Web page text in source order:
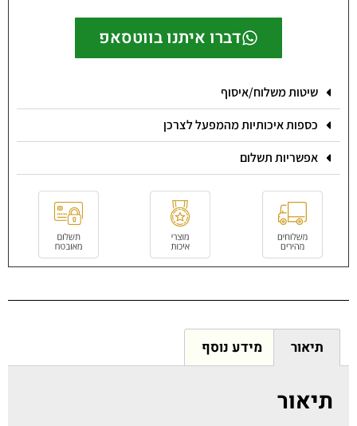
דברו איתנו בווטסאפ
שיטות משלוח/איסוף
כספות איכותיות מהמפעל לצרכן
אפשריות תשלום
תיאור מידע נוסף
תיאור